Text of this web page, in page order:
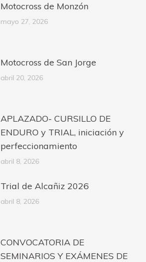
Motocross de Monzón
mayo 27, 2026
Motocross de San Jorge
abril 20, 2026
APLAZADO- CURSILLO DE
ENDURO y TRIAL, iniciación y
perfeccionamiento
abril 8, 2026
Trial de Alcañiz 2026
abril 8, 2026
CONVOCATORIA DE
SEMINARIOS Y EXÁMENES DE